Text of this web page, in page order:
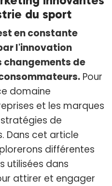
du sport
en constante
l'innovation
changements de
Pour
domaine
et les marques
de
Dans cet article
différentes
utilisées dans
attirer et engager